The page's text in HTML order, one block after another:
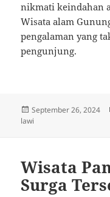
nikmati keindahan
Wisata alam
pengalaman yang
pengunjung.
Posted
on
September 26, 2024
lawi
Wisata
Surga